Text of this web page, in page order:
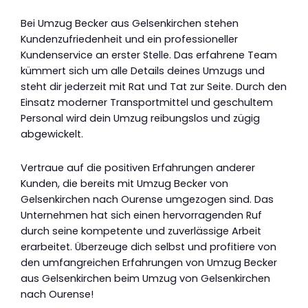
Bei Umzug Becker aus Gelsenkirchen stehen
Kundenzufriedenheit und ein professioneller
Kundenservice an erster Stelle. Das erfahrene Team
kümmert sich um alle Details deines Umzugs und
steht dir jederzeit mit Rat und Tat zur Seite. Durch den
Einsatz moderner Transportmittel und geschultem
Personal wird dein Umzug reibungslos und zügig
abgewickelt.
Vertraue auf die positiven Erfahrungen anderer
Kunden, die bereits mit Umzug Becker von
Gelsenkirchen nach Ourense umgezogen sind. Das
Unternehmen hat sich einen hervorragenden Ruf
durch seine kompetente und zuverlässige Arbeit
erarbeitet. Überzeuge dich selbst und profitiere von
den umfangreichen Erfahrungen von Umzug Becker
aus Gelsenkirchen beim Umzug von Gelsenkirchen
nach Ourense!